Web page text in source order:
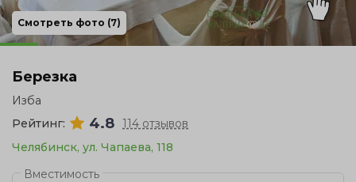
Корпоратив
Смотреть фото (7)
Березка
Изба
Рейтинг:
4.8 114 отзывов
Челябинск, ул. Чапаева, 118
Вместимость